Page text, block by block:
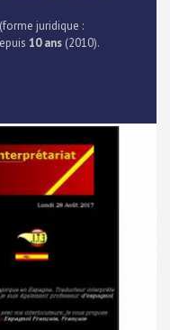
(forme juridique :
10 ans (2010).